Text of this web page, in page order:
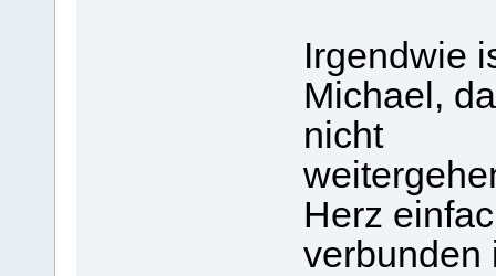
Irgendwie
Michael,
nicht
Herz
verbunden